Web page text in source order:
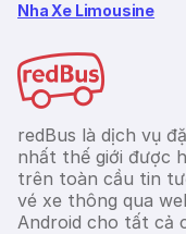
Nha Xe Limousine
redBus là dịch vụ
nhất thế giới được
trên toàn cầu tin
vé xe thông qua
Android cho tất cả